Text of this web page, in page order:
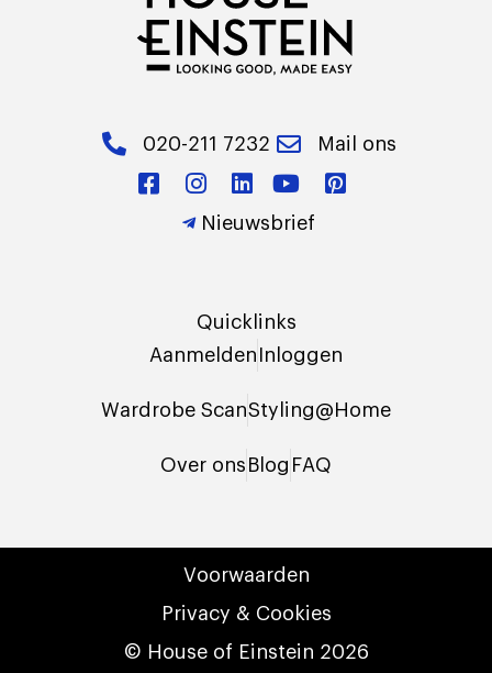
020-211 7232 Mail ons
Nieuwsbrief
Quicklinks
Aanmelden Inloggen
Wardrobe ScanStyling@Home
Over ons Blog FAQ
Voorwaarden
Privacy & Cookies
© House of Einstein 2026